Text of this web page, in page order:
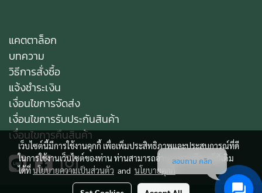
แคตตาล็อก
บทความ
วิธีการสั่งซื้อ
แจ้งชำระเงิน
เงื่อนไขการจัดส่ง
เงื่อนไขการรับประกันสินค้า
เงื่อนไขการคืนสินค้า
เว็บไซต์นี้มีการใช้งานคุกกี้ เพื่อเพิ่มประสิทธิภาพและประสบการณ์ที่ดี
ในการใช้งานเว็บไซต์ของท่าน ท่านสามารถอ่านรายละเอียดเพิ่มเติม
ได้ที่นโยบายความเป็นส่วนตัว and นโยบายคุกกี้
สอบถาม คลิก